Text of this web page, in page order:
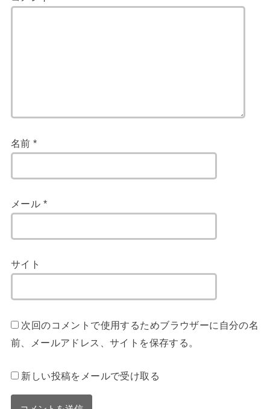
名前*
メール *
サイト
次回のコメントで使用するためブラウザーに自分の名
前、メールアドレス、サイトを保存する。
新しい投稿をメールで受け取る